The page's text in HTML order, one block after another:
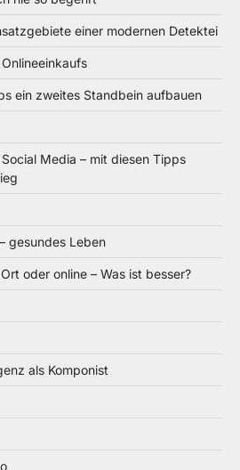
einer modernen Detektei
ein zweites Standbein aufbauen
Media – mit diesen Tipps
gesundes Leben
oder online – Was ist besser?
als Komponist